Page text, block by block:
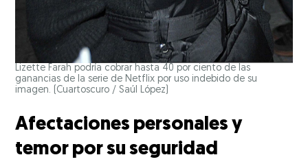
Lizette Farah podría cobrar hasta 40 por ciento de las
ganancias de la serie de Netflix por uso indebido de su
imagen.
(Cuartoscuro / Saúl López)
Afectaciones personales y
temor por su seguridad